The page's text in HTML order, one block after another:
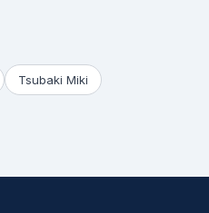
Tsubaki Miki